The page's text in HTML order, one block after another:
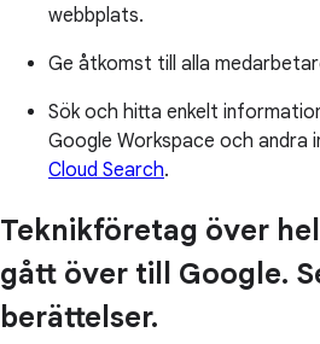
webbplats.
Ge åtkomst till alla
Sök och hitta enkelt
Google Workspace och andra
Cloud Search.
Teknikföretag över
gått över till Google.
berättelser.